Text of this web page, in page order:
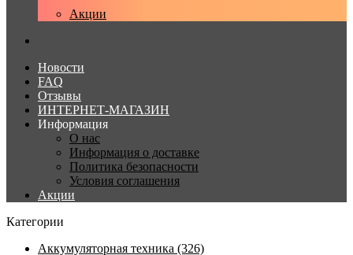
Акции
Новости
FAQ
Отзывы
ИНТЕРНЕТ-МАГАЗИН
Информация
О нас
Информация о доставке
Политика безопасности
Условия соглашения
Акции
Категории
Аккумуляторная техника (326)